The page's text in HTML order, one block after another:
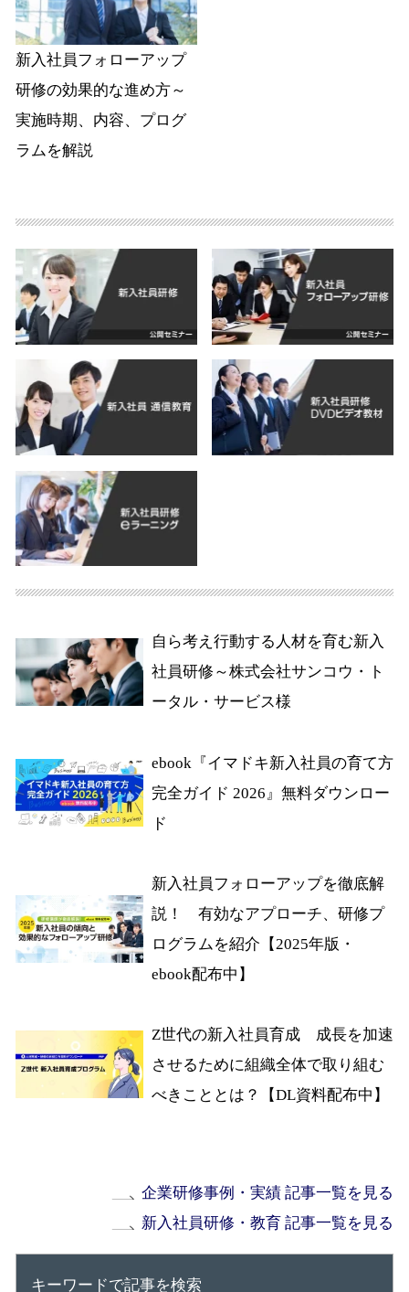
新入社員フォローアップ
研修の効果的な進め方～
実施時期、内容、プログ
ラムを解説
自ら考え行動する人材を育む新入
社員研修～株式会社サンコウ・ト
ータル・サービス様
ebook『イマドキ新入社員の育て方
完全ガイド 2026』無料ダウンロー
ド
新入社員フォローアップを徹底解
説！ 有効なアプローチ、研修プ
ログラムを紹介【2025年版・
ebook配布中】
Z世代の新入社員育成 成長を加速
させるために組織全体で取り組む
べきこととは？【DL資料配布中】
企業研修事例・実績 記事一覧を見る
新入社員研修・教育 記事一覧を見る
キーワードで記事を検索